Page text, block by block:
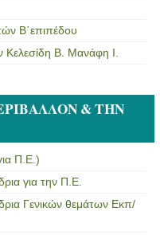
Β΄επιπέδου
Κελεσίδη Β. Μανάφη Ι.
& ΤΗΝ
Π.Ε.)
για την Π.Ε.
Γενικών θεμάτων Εκπ/